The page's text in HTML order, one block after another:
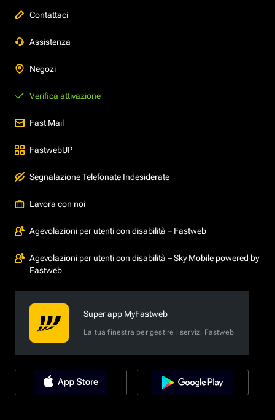
Contattaci
Assistenza
Negozi
Verifica attivazione
Fast Mail
FastwebUP
Segnalazione Telefonate Indesiderate
Lavora con noi
Agevolazioni per utenti con disabilità – Fastweb
Agevolazioni per utenti con disabilità – Sky Mobile powered by
Fastweb
Super app MyFastweb
La tua finestra per gestire i servizi Fastweb